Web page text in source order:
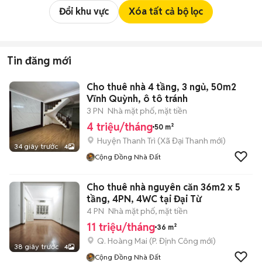
Đổi khu vực Xóa tất cả bộ lọc
Tin đăng mới
34 giây trước 4
Cho thuê nhà 4 tầng, 3 ngủ, 50m2
Vĩnh Quỳnh, ô tô tránh
3 PN Nhà mặt phố, mặt tiền
4 triệu/tháng 50 m²
Huyện Thanh Trì (Xã Đại Thanh mới)
Cộng Đồng Nhà Đất
38 giây trước 4
Cho thuê nhà nguyên căn 36m2 x 5
tầng, 4PN, 4WC tại Đại Từ
4 PN Nhà mặt phố, mặt tiền
11 triệu/tháng 36 m²
Q. Hoàng Mai (P. Định Công mới)
Cộng Đồng Nhà Đất